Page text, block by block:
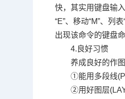
快，其实用键盘输
“E”、移动“M”、列表
出现该命令的键盘
4. 良好习惯
养成良好的作
①能用多段线
②用好图层